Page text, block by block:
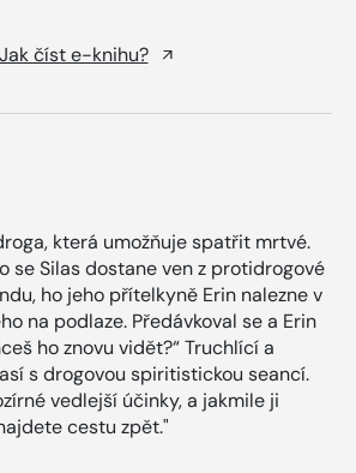
Jak číst e-knihu?
která umožňuje spatřit mrtvé.
se Silas dostane ven z protidrogové
ho jeho přítelkyně Erin nalezne v
na podlaze. Předávkoval se a Erin
ho znovu vidět?“ Truchlící a
s drogovou spiritistickou seancí.
vedlejší účinky, a jakmile ji
cestu zpět."